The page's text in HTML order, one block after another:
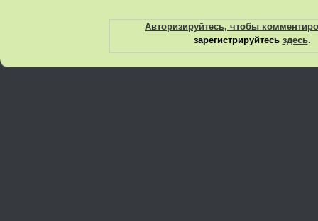
Авторизируйтесь, чтобы
зарегистрируйтесь здесь.